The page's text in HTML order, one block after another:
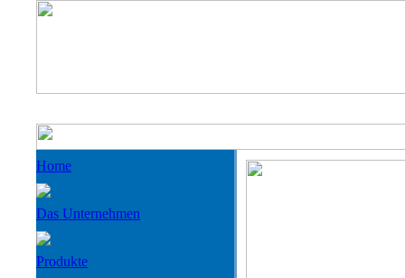
Home
Das Unternehmen
Produkte